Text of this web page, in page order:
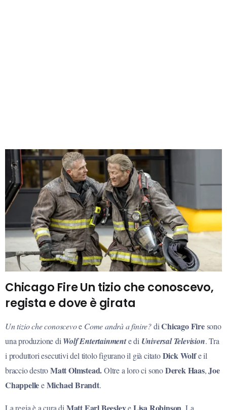
Chicago Fire Un tizio che conoscevo,
regista e dove è girata
Un tizio che conoscevoe Come andrà a finire?diChicago Firesono
una produzione di Wolf Entertainmente di Universal Television. Tra
i produttori esecutivi del titolo figurano il già citatoDick Wolfe il
braccio destroMatt Olmstead.Oltre a loro ci sonoDerek Haas,Joe
ChappelleeMichael Brandt.
La regia è a cura di Matt Earl BeesleyeLisa Robinson. La